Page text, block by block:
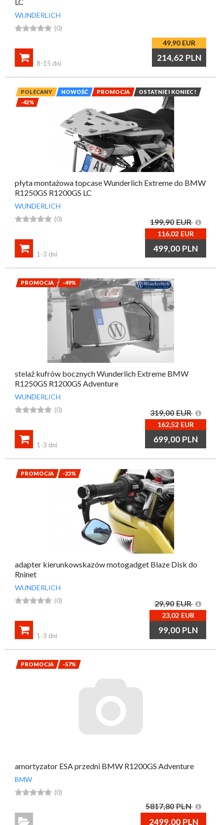
WUNDERLICH
 (0)
49,90 EUR
214,62 PLN

8-15 dni
POLECANY NOWOŚĆ PROMOCJA
OSTATNIE I KONIEC !
-42%
płyta montażowa topcase Wunderlich Extreme do BMW
R1250GS R1200GS LC
WUNDERLICH
 (0) 199,90 EUR
116,02 EUR
499,00 PLN

1-3 dni
PROMOCJA -49%
stelaż kufrów bocznych Wunderlich Extreme BMW
R1250GS R1200GS Adventure
WUNDERLICH
 (0) 319,00 EUR
162,52 EUR
699,00 PLN

1-3 dni
PROMOCJA -23%
adapter kierunkowskazów motogadget Blaze Disk do
Rninet
WUNDERLICH
 (0) 29,90 EUR
23,02 EUR
99,00 PLN

1-3 dni
PROMOCJA -57%
amortyzator ESA przedni BMW R1200GS Adventure
BMW
 (0)
5817,80 PLN
2499,00 PLN
